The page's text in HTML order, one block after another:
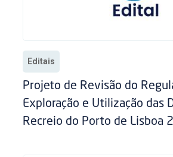
Editais
Projeto de Revisão do
Exploração e Utilização das
Recreio do Porto de Lisboa